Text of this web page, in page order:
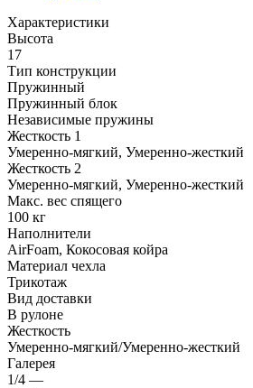
Характеристики
Высота
17
Тип конструкции
Пружинный
Пружинный блок
Независимые пружины
Жесткость 1
Умеренно-мягкий, Умеренно-жесткий
Жесткость 2
Умеренно-мягкий, Умеренно-жесткий
Макс. вес спящего
100 кг
Наполнители
AirFoam, Кокосовая койра
Материал чехла
Трикотаж
Вид доставки
В рулоне
Жесткость
Умеренно-мягкий/Умеренно-жесткий
Галерея
1/4 —